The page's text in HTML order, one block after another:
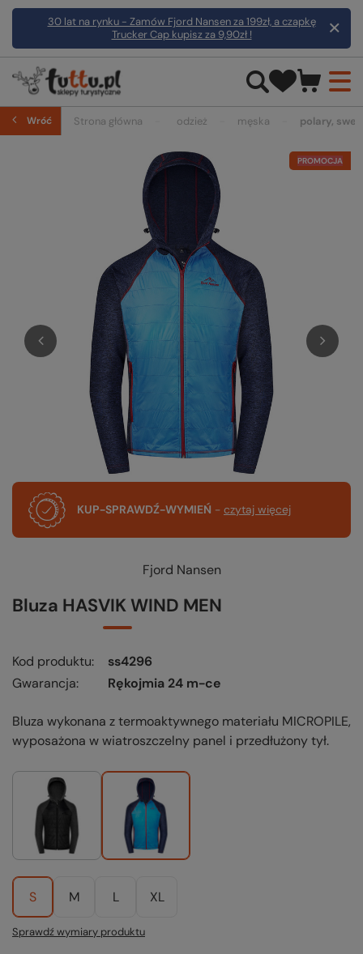
30 lat na rynku - Zamów Fjord Nansen za 199zł, a czapkę
Trucker Cap kupisz za 9,90zł !
Wróć Strona główna odzież męska polary,
PROMOCJA
KUP-SPRAWDŹ-WYMIEŃ - czytaj więcej
Fjord Nansen
Bluza HASVIK WIND MEN
Kod produktu
ss4296
Gwarancja
Rękojmia 24 m-ce
Bluza wykonana z termoaktywnego materiału MICROPILE,
wyposażona w wiatroszczelny panel i przedłużony tył.
S M L XL
Sprawdź wymiary produktu